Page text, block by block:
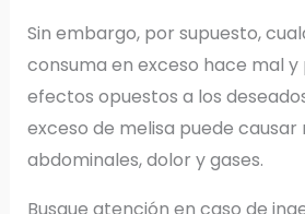
Sin embargo, por supuesto,
consuma en exceso hace mal y
efectos opuestos a los
exceso de melisa puede causar
abdominales, dolor y gases.
Busque atención en caso de